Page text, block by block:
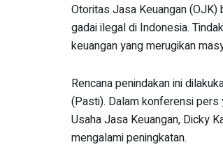
Otoritas Jasa Keuangan
gadai ilegal di Indonesia.
keuangan yang merugikan
Rencana penindakan ini
(Pasti). Dalam konferensi
Usaha Jasa Keuangan, Dicky
mengalami peningkatan.